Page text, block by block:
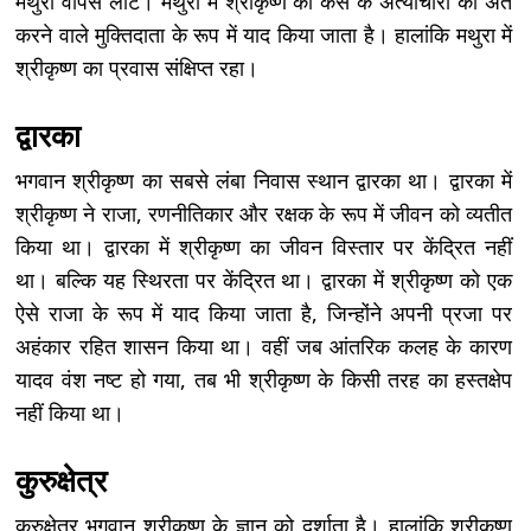
करने वाले मुक्तिदाता के रूप में याद किया जाता है। हालांकि मथुरा में
श्रीकृष्ण का प्रवास संक्षिप्त रहा।
द्वारका
भगवान श्रीकृष्ण का सबसे लंबा निवास स्थान द्वारका था। द्वारका में
श्रीकृष्ण ने राजा, रणनीतिकार और रक्षक के रूप में जीवन को व्यतीत
किया था। द्वारका में श्रीकृष्ण का जीवन विस्तार पर केंद्रित नहीं
था। बल्कि यह स्थिरता पर केंद्रित था। द्वारका में श्रीकृष्ण को एक
ऐसे राजा के रूप में याद किया जाता है, जिन्होंने अपनी प्रजा पर
अहंकार रहित शासन किया था। वहीं जब आंतरिक कलह के कारण
यादव वंश नष्ट हो गया, तब भी श्रीकृष्ण के किसी तरह का हस्तक्षेप
नहीं किया था।
कुरुक्षेत्र